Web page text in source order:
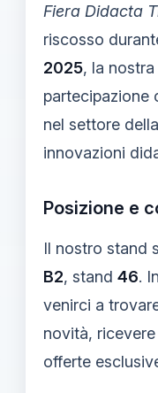
Fiera Didacta
riscosso
2025, la
partecipazione
nel settore
innovazioni
Posizione e
Il nostro stand
B2, stand 46.
venirci a
novità,
offerte